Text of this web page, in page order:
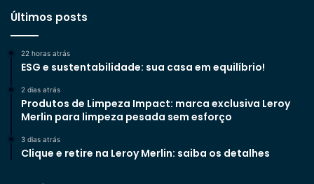
Últimos posts
22 horas atrás
ESG e sustentabilidade: sua casa em equilíbrio!
2 dias atrás
Produtos de Limpeza Impact: marca exclusiva Leroy
Merlin para limpeza pesada sem esforço
3 dias atrás
Clique e retire na Leroy Merlin: saiba os detalhes